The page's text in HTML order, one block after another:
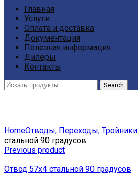
Главная
Услуги
Оплата и доставка
Документация
Полезная информация
Дилеры
Контакты
Search
HomeОтводы, Переходы, Тройники
стальной 90 градусов
Previous product
Отвод 57х4 стальной 90 градусов